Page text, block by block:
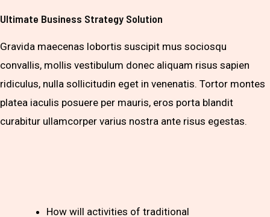
Ultimate Business Strategy Solution
Gravida maecenas lobortis suscipit mus sociosqu
convallis, mollis vestibulum donec aliquam risus sapien
ridiculus, nulla sollicitudin eget in venenatis. Tortor montes
platea iaculis posuere per mauris, eros porta blandit
curabitur ullamcorper varius nostra ante risus egestas.
How will activities of traditional